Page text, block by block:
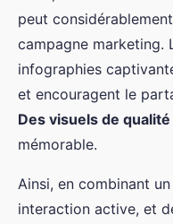
peut
campagne marketing.
infographies
et encouragent le
Des visuels de qualité
mémorable.
Ainsi, en combinant
interaction active, et